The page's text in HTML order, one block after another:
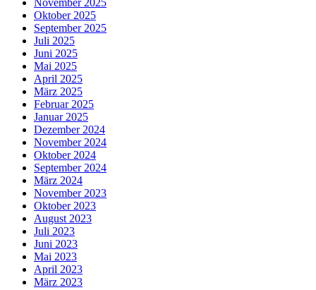
Oktober 2025
September 2025
Juli 2025
Juni 2025
Mai 2025
April 2025
März 2025
Februar 2025
Januar 2025
Dezember 2024
November 2024
Oktober 2024
September 2024
März 2024
November 2023
Oktober 2023
August 2023
Juli 2023
Juni 2023
Mai 2023
April 2023
März 2023